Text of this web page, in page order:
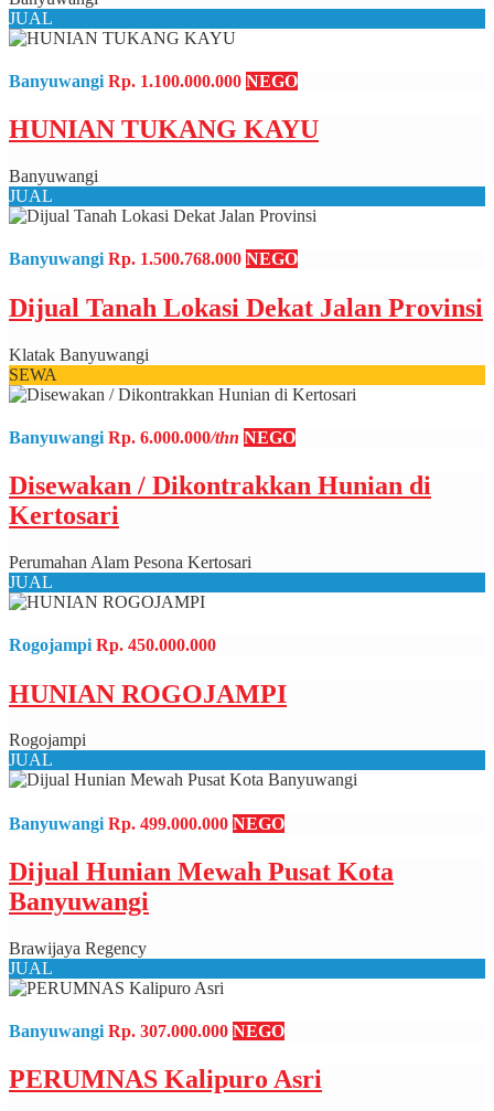
JUAL
Banyuwangi Rp. 1.100.000.000 NEGO
HUNIAN TUKANG KAYU
Banyuwangi
JUAL
Banyuwangi Rp. 1.500.768.000 NEGO
Dijual Tanah Lokasi Dekat Jalan Provinsi
Klatak Banyuwangi
SEWA
Banyuwangi Rp. 6.000.000/thn NEGO
Disewakan / Dikontrakkan Hunian di
Kertosari
Perumahan Alam Pesona Kertosari
JUAL
Rogojampi Rp. 450.000.000
HUNIAN ROGOJAMPI
Rogojampi
JUAL
Banyuwangi Rp. 499.000.000 NEGO
Dijual Hunian Mewah Pusat Kota
Banyuwangi
Brawijaya Regency
JUAL
Banyuwangi Rp. 307.000.000 NEGO
PERUMNAS Kalipuro Asri